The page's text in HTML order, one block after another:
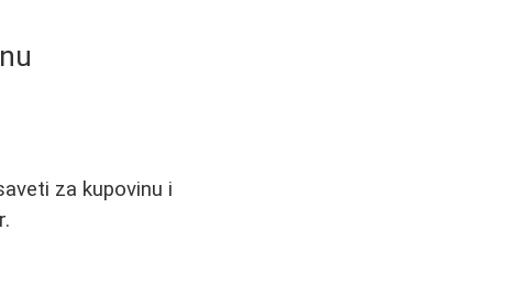
za kupovinu i